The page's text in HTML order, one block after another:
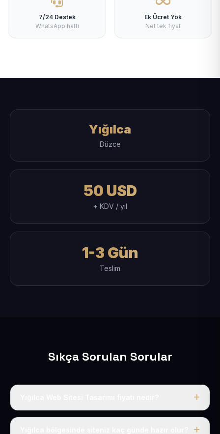
7/24 Destek
WhatsApp hattı
Ek Ücret Yok
Net tek fiyat
Yığılca
Düzce
50 USD
+ KDV / yıl
1-3 Gün
Teslim
Sıkça Sorulan Sorular
Tek fiyat uygulanır: yıllık 50 USD + KDV. Bu bedele alan